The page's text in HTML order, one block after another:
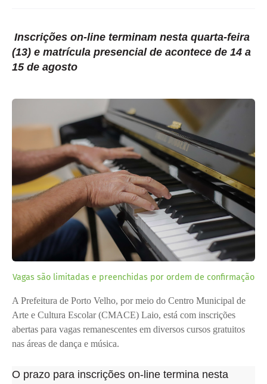
Inscrições on-line terminam nesta quarta-feira
(13) e matrícula presencial de acontece de 14 a
15 de agosto
Vagas são limitadas e preenchidas por ordem de confirmação
A Prefeitura de Porto Velho, por meio do Centro Municipal de
Arte e Cultura Escolar (CMACE) Laio, está com inscrições
abertas para vagas remanescentes em diversos cursos gratuitos
nas áreas de dança e música.
O prazo para inscrições on-line termina nesta